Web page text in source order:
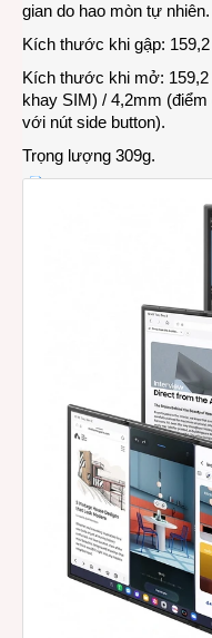
gian do hao mòn tự
Kích thước khi gập:
Kích thước khi mở:
khay SIM) / 4,2mm
với nút side button).
Trọng lượng 309g.